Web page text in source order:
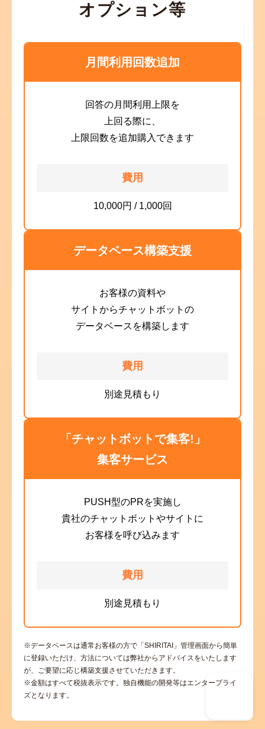
オプション等
月間利用回数追加
回答の月間利用上限を
上回る際に、
上限回数を追加購入できます
費用
10,000円 / 1,000回
データベース構築支援
お客様の資料や
サイトからチャットボットの
データベースを構築します
費用
別途見積もり
「チャットボットで集客!」
集客サービス
PUSH型のPRを実施し
貴社のチャットボットやサイトに
お客様を呼び込みます
費用
別途見積もり
※データベースは通常お客様の方で「SHIRITAI」管理画面から簡単
に登録いただけ、方法については弊社からアドバイスをいたします
が、ご要望に応じ構築支援させていただきます。
※金額はすべて税抜表示です。独自機能の開発等はエンタープライ
ズとなります。